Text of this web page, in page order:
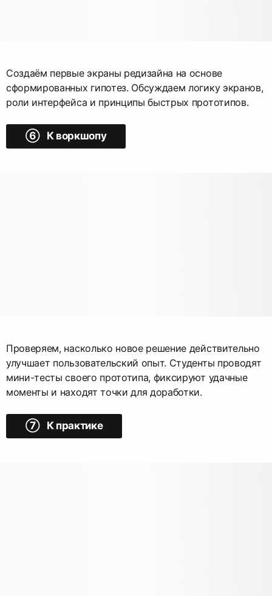
Создаём первые экраны редизайна на основе
сформированных гипотез. Обсуждаем логику экранов,
роли интерфейса и принципы быстрых прототипов.
➅ К воркшопу
Проверяем, насколько новое решение действительно
улучшает пользовательский опыт. Студенты проводят
мини-тесты своего прототипа, фиксируют удачные
моменты и находят точки для доработки.
➆ К практике